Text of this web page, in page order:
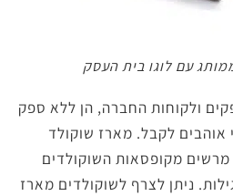
עם לוגו בית העסק
ולקוחות החברה, הן ללא ספק
אוהבים לקבל. מארז שוקולד
מקופסאות השוקולדים
ניתן לצרף לשוקולדים מארז